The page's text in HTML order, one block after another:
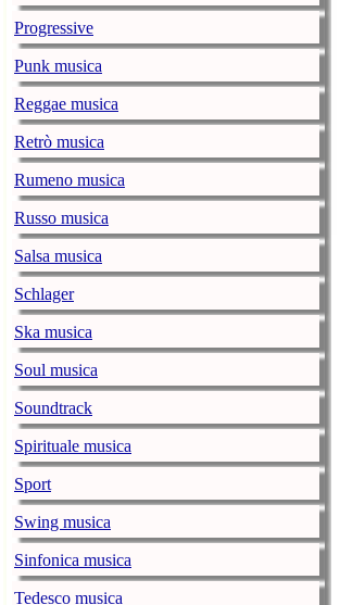
Progressive
Punk musica
Reggae musica
Retrò musica
Rumeno musica
Russo musica
Salsa musica
Schlager
Ska musica
Soul musica
Soundtrack
Spirituale musica
Sport
Swing musica
Sinfonica musica
Tedesco musica